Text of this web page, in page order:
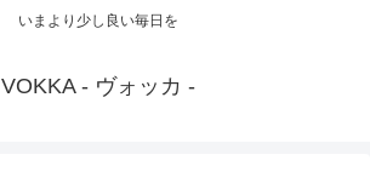
いまより少し良い毎日を
VOKKA - ヴォッカ -